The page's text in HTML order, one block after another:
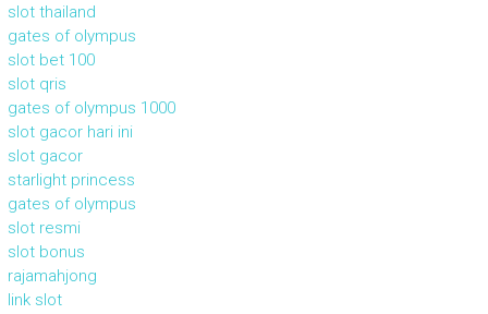
slot thailand
gates of olympus
slot bet 100
slot qris
gates of olympus 1000
slot gacor hari ini
slot gacor
starlight princess
gates of olympus
slot resmi
slot bonus
rajamahjong
link slot